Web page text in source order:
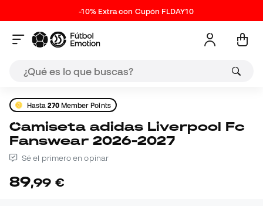
-10% Extra con Cupón FLDAY10
Hasta270Member Points
Camiseta adidas Liverpool Fc
Fanswear 2026-2027
Sé el primero en opinar
89,99 €